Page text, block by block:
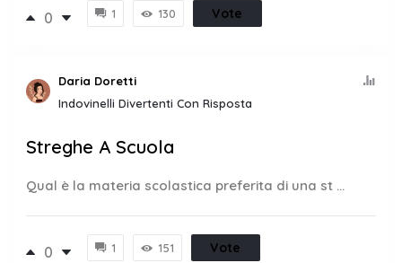
0 1 130 Vote
Daria Doretti
Indovinelli Divertenti Con Risposta
Streghe A Scuola
Qual è la materia scolastica preferita di una st ...
0 1 151 Vote